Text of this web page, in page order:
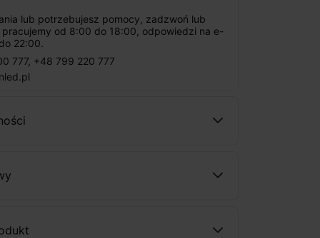
lub potrzebujesz pomocy, zadzwoń lub
pracujemy od 8:00 do 18:00, odpowiedzi na e-
22:00.
777, +48 799 220 777